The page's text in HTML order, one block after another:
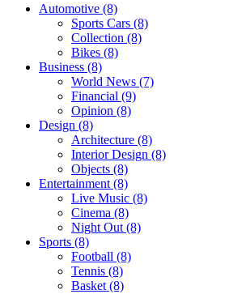
Automotive (8)
Sports Cars (8)
Collection (8)
Bikes (8)
Business (8)
World News (7)
Financial (9)
Opinion (8)
Design (8)
Architecture (8)
Interior Design (8)
Objects (8)
Entertainment (8)
Live Music (8)
Cinema (8)
Night Out (8)
Sports (8)
Football (8)
Tennis (8)
Basket (8)